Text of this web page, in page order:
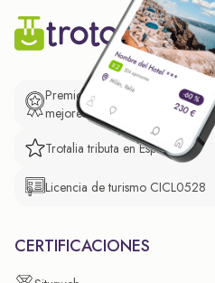
Premio de El Confidencial a las
mejores prácticas empresariales.
Trotalia tributa en España
Licencia de turismo CICL0528
CERTIFICACIONES